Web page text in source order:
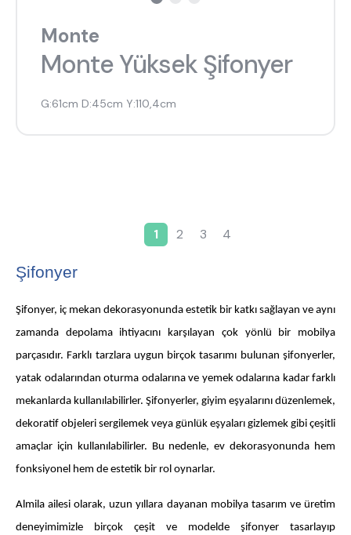
Monte
Monte Yüksek Şifonyer
G:61cm D:45cm Y:110,4cm
Şu an kullanılan sayfa
1 Page
2 Page
3 Page
4
Şifonyer
Şifonyer, iç mekan dekorasyonunda estetik bir katkı sağlayan ve aynı
zamanda depolama ihtiyacını karşılayan çok yönlü bir mobilya
parçasıdır. Farklı tarzlara uygun birçok tasarımı bulunan şifonyerler,
yatak odalarından oturma odalarına ve yemek odalarına kadar farklı
mekanlarda kullanılabilirler. Şifonyerler, giyim eşyalarını düzenlemek,
dekoratif objeleri sergilemek veya günlük eşyaları gizlemek gibi çeşitli
amaçlar için kullanılabilirler. Bu nedenle, ev dekorasyonunda hem
fonksiyonel hem de estetik bir rol oynarlar.
Almila ailesi olarak, uzun yıllara dayanan mobilya tasarım ve üretim
deneyimimizle birçok çeşit ve modelde şifonyer tasarlayıp